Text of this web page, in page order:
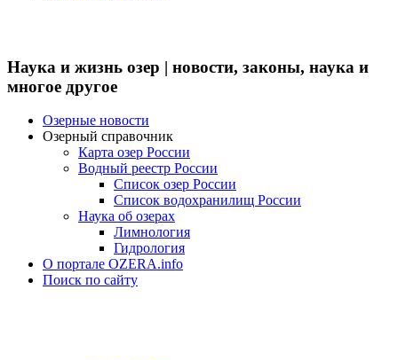
Наука и жизнь озер | новости, законы, наука и
многое другое
Озерные новости
Озерный справочник
Карта озер России
Водный реестр России
Список озер России
Список водохранилищ России
Наука об озерах
Лимнология
Гидрология
О портале OZERA.info
Поиск по сайту